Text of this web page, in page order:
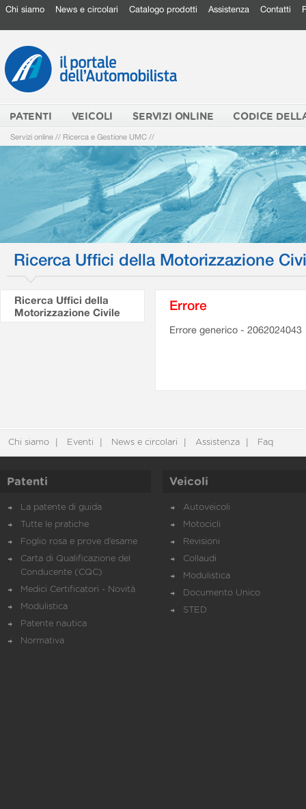
Chi siamo News e circolari Catalogo prodotti Assistenza Contatti
PATENTI VEICOLI SERVIZI ONLINE CODICE
Servizi online // Ricerca e Gestione UMC //
Ricerca Uffici della Motorizzazione
Ricerca Uffici della
Motorizzazione Civile
Errore
Errore generico - 2062024043
Chi siamo Eventi News e circolari Assistenza Faq
Patenti
La patente di guida
Tutte le pratiche
Foglio rosa e prove d’esame
Carta di Qualificazione del
Conducente (CQC)
Medici Certificatori - Novità
Modulistica
Patente nautica
Normativa
Veicoli
Autoveicoli
Motocicli
Revisioni
Collaudi
Modulistica
Documento Unico
STED